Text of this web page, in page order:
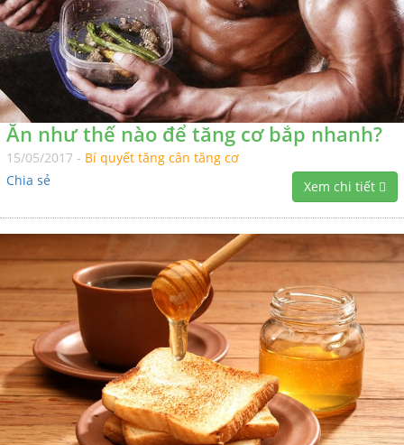
Ăn như thế nào để tăng cơ bắp nhanh?
15/05/2017 - Bí quyết tăng cân tăng cơ
Xem chi tiết
Chia sẻ